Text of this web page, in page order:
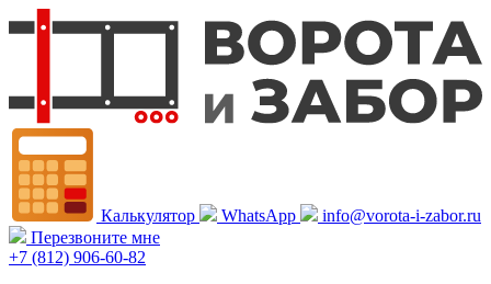
Калькулятор WhatsApp
info@vorota-i-zabor.ru
Перезвоните мне
+7 (812) 906-60-82